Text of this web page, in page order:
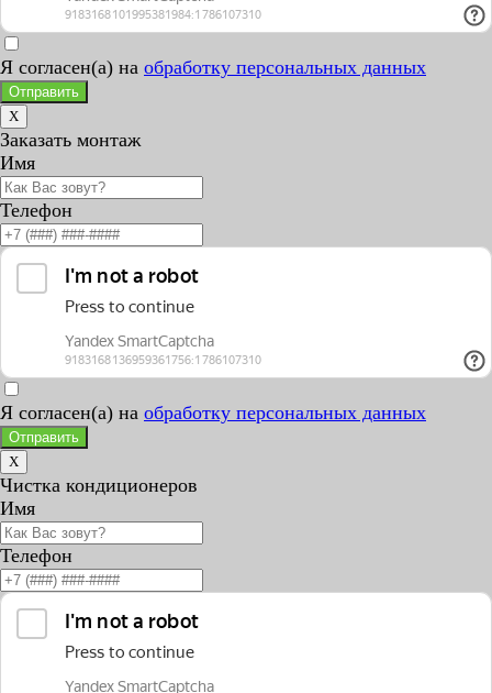
Я согласен(а) на обработку персональных данных
Отправить
X
Заказать монтаж
Имя
Телефон
Я согласен(а) на обработку персональных данных
Отправить
X
Чистка кондиционеров
Имя
Телефон